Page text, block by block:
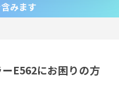
みます
E562にお困りの方